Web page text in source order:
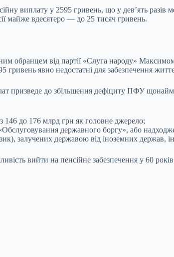
виплату у 2595 гривень, що у дев’ять разів
майже вдесятеро — до 25 тисяч гривень.
обранцем від партії «Слуга народу»
явно недостатні для забезпечення
призведе до збільшення дефіциту ПФУ
146 до 176 млрд грн як головне джерело;
державного боргу», або
залучених державою від іноземних держав,
вийти на пенсійне забезпечення у 60